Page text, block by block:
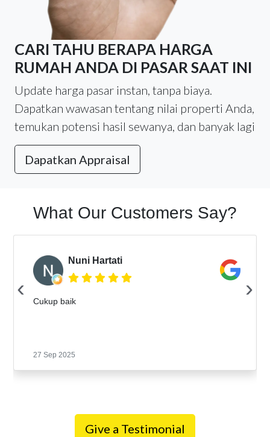
CARI TAHU BERAPA HARGA
RUMAH ANDA DI PASAR SAAT INI
Update harga pasar instan, tanpa biaya.
Dapatkan wawasan tentang nilai properti Anda,
temukan potensi hasil sewanya, dan banyak lagi
Dapatkan Appraisal
What Our Customers Say?
Nuni Hartati
Cukup baik
27 Sep 2025
‹ ›
Give a Testimonial